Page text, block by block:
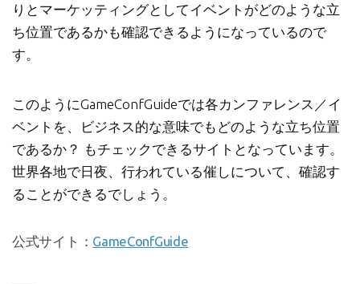
りとマーケッティングとしてイベントがどのような立
ち位置であるかも確認できるようになっているので
す。
このようにGameConfGuideでは各カンファレンス／イ
ベントを、ビジネス的な意味でもどのような立ち位置
であるか？ もチェックできるサイトとなっています。
世界各地で日夜、行われている催しについて、確認す
ることができるでしょう。
公式サイト： GameConfGuide